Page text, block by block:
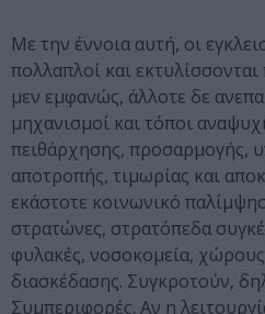
Με την έννοια αυτή, οι
πολλαπλοί και
μεν εμφανώς, άλλοτε δε
μηχανισμοί και τόποι
πειθάρχησης, προσαρμογής,
αποτροπής, τιμωρίας και
εκάστοτε κοινωνικό
στρατώνες, στρατόπεδα
φυλακές, νοσοκομεία,
διασκέδασης. Συγκροτούν,
Συμπεριφορές. Αν η